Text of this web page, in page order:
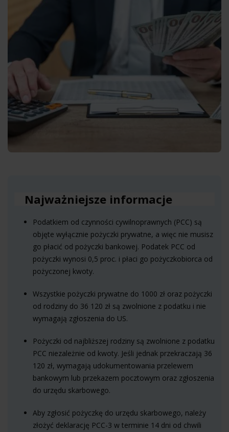
Najważniejsze informacje
Podatkiem od czynności cywilnoprawnych (PCC) są
objęte wyłącznie pożyczki prywatne, a więc nie musisz
go płacić od pożyczki bankowej. Podatek PCC od
pożyczki wynosi 0,5 proc. i płaci go pożyczkobiorca od
pożyczonej kwoty.
Wszystkie pożyczki prywatne do 1000 zł oraz pożyczki
od rodziny do 36 120 zł są zwolnione z podatku i nie
wymagają zgłoszenia do US.
Pożyczki od najbliższej rodziny są zwolnione z podatku
PCC niezależnie od kwoty. Jeśli jednak przekraczają 36
120 zł, wymagają udokumentowania przelewem
bankowym lub przekazem pocztowym oraz zgłoszenia
do urzędu skarbowego.
Aby zgłosić pożyczkę do urzędu skarbowego, należy
złożyć deklarację PCC-3 w terminie 14 dni od chwili